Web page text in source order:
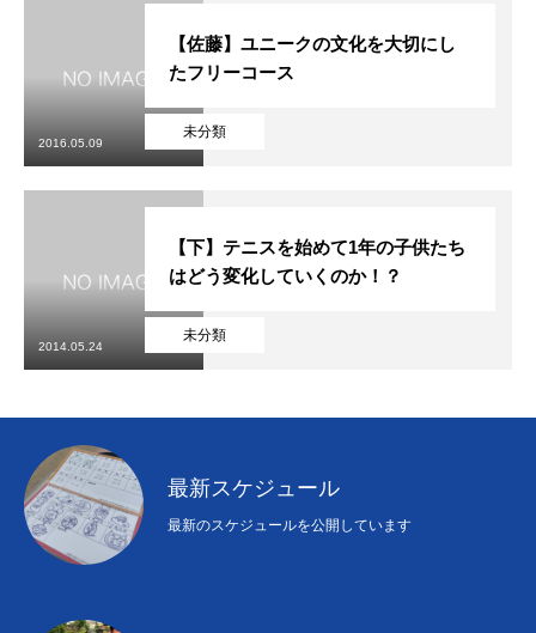
未分類
【佐藤】ユニークの文化を大切にし
たフリーコース
2016.05.09
未分類
【下】テニスを始めて1年の子供たち
はどう変化していくのか！？
2014.05.24
最新スケジュール
最新のスケジュールを公開しています